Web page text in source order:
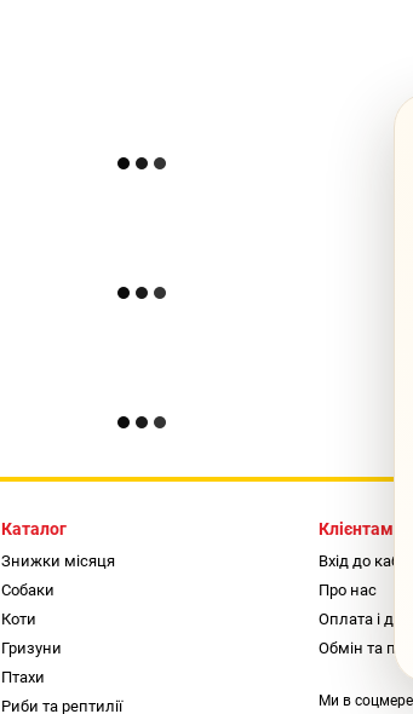
Каталог
Знижки місяця
Собаки
Коти
Гризуни
Птахи
Риби та рептилії
Клієнтам
Вхід до
Про нас
Оплата і
Обмін та
Ми в